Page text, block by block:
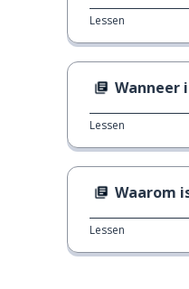
Lessen
Wanneer is
Lessen
Waarom is
Lessen